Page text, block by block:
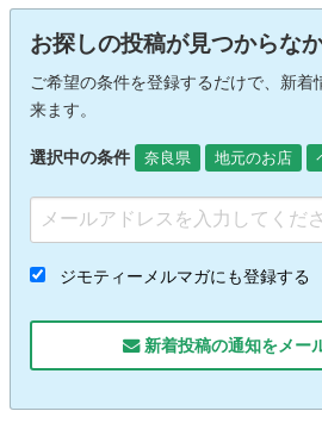
お探しの投稿が見つからな
ご希望の条件を登録するだけで、新着
来ます。
選択中の条件 奈良県 地元のお店
ジモティーメルマガにも登録する
新着投稿の通知をメー